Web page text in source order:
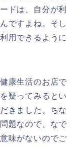
ドは、自分が利
ですよね。そし
用できるように
康生活のお店で
疑ってみるとい
きました。ちな
題なので、なで
味がないのでご